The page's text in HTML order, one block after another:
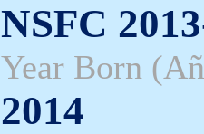
NSFC
Year Born
2014